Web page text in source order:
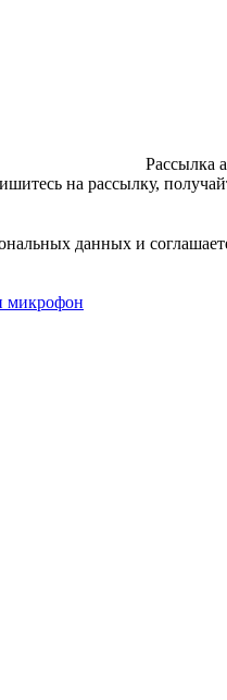
Рассылка
на рассылку,
данных и